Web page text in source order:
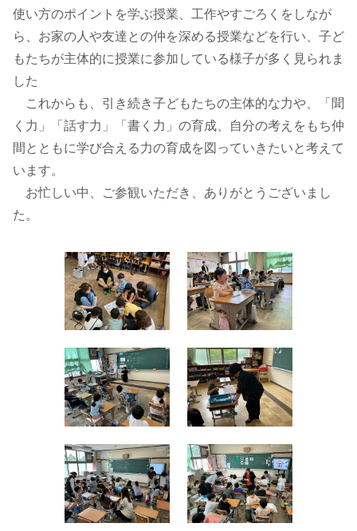
使い方のポイントを学ぶ授業、工作やすごろくをしなが
ら、お家の人や友達との仲を深める授業などを行い、子ど
もたちが主体的に授業に参加している様子が多く見られま
した
これからも、引き続き子どもたちの主体的な力や、「聞
く力」「話す力」「書く力」の育成、自分の考えをもち仲
間とともに学び合える力の育成を図っていきたいと考えて
います。
お忙しい中、ご参観いただき、ありがとうございまし
た。